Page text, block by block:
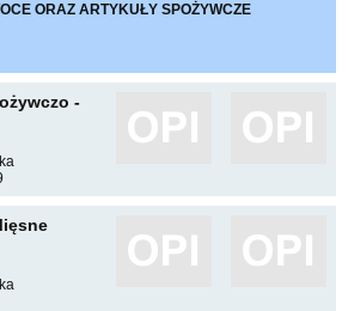
ORAZ ARTYKUŁY SPOŻYWCZE
-